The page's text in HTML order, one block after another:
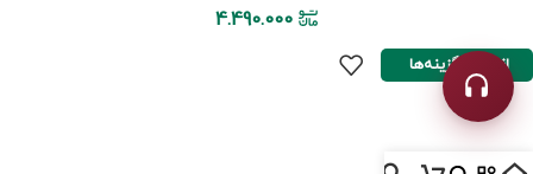
4.490.000
انتخاب گزینه‌ها